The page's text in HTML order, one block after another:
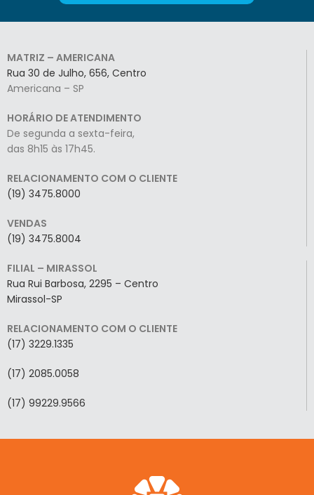
MATRIZ – AMERICANA
Rua 30 de Julho, 656, Centro
Americana – SP
HORÁRIO DE ATENDIMENTO
De segunda a sexta-feira,
das 8h15 às 17h45.
RELACIONAMENTO COM O CLIENTE
(19) 3475.8000
VENDAS
(19) 3475.8004
FILIAL – MIRASSOL
Rua Rui Barbosa, 2295 – Centro
Mirassol-SP
RELACIONAMENTO COM O CLIENTE
(17) 3229.1335
(17) 2085.0058
(17) 99229.9566